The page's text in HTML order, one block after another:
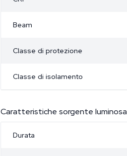
Beam
Classe di protezione
Classe di isolamento
Caratteristiche sorgente luminosa
Durata